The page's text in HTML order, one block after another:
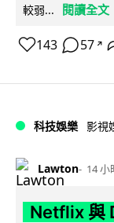
較弱...
閱讀全文
143 57 ↗
科技娛樂 影視
Lawton 14 小
Netflix 與